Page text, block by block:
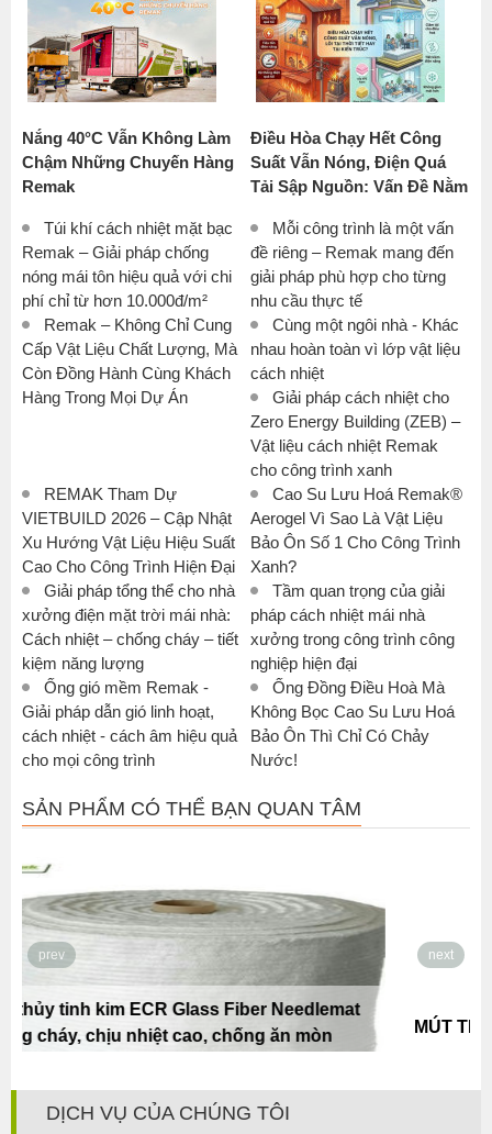
Nắng 40°C Vẫn Không Làm
Chậm Những Chuyến Hàng
Remak
Điều Hòa Chạy Hết Công
Suất Vẫn Nóng, Điện Quá
Tải Sập Nguồn: Vấn Đề Nằm
Cách Nhiệt Của Công
Trình?
Túi khí cách nhiệt mặt bạc
Remak – Giải pháp chống
nóng mái tôn hiệu quả với chi
phí chỉ từ hơn 10.000đ/m²
Mỗi công trình là một vấn
đề riêng – Remak mang đến
giải pháp phù hợp cho từng
nhu cầu thực tế
Remak – Không Chỉ Cung
Cấp Vật Liệu Chất Lượng, Mà
Còn Đồng Hành Cùng Khách
Hàng Trong Mọi Dự Án
Cùng một ngôi nhà - Khác
nhau hoàn toàn vì lớp vật liệu
cách nhiệt
Giải pháp cách nhiệt cho
Zero Energy Building (ZEB) –
Vật liệu cách nhiệt Remak
cho công trình xanh
REMAK Tham Dự
VIETBUILD 2026 – Cập Nhật
Xu Hướng Vật Liệu Hiệu Suất
Cao Cho Công Trình Hiện Đại
Cao Su Lưu Hoá Remak®
Aerogel Vì Sao Là Vật Liệu
Bảo Ôn Số 1 Cho Công Trình
Xanh?
Giải pháp tổng thể cho nhà
xưởng điện mặt trời mái nhà:
Cách nhiệt – chống cháy – tiết
kiệm năng lượng
Tầm quan trọng của giải
pháp cách nhiệt mái nhà
xưởng trong công trình công
nghiệp hiện đại
Ống gió mềm Remak -
Giải pháp dẫn gió linh hoạt,
cách nhiệt - cách âm hiệu quả
cho mọi công trình
Ống Đồng Điều Hoà Mà
Không Bọc Cao Su Lưu Hoá
Bảo Ôn Thì Chỉ Có Chảy
Nước!
SẢN PHẨM CÓ THỂ BẠN QUAN TÂM
MÚT TRỨNG CAO SU LƯU HOÁ REMAK
prev next
DỊCH VỤ CỦA CHÚNG TÔI